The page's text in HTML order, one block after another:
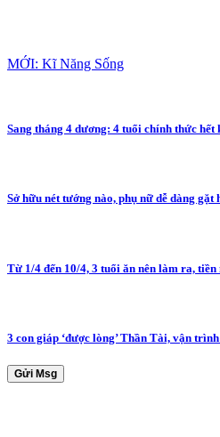
MỚI: Kĩ Năng Sống
Sang tháng 4 dương: 4 tuổi chính thức
Sở hữu nét tướng nào, phụ nữ dễ dàng
Từ 1/4 đến 10/4, 3 tuổi ăn nên làm ra, tiền
3 con giáp ‘được lòng’ Thần Tài, vận
Gửi Msg